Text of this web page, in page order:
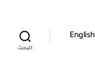
English
البحث